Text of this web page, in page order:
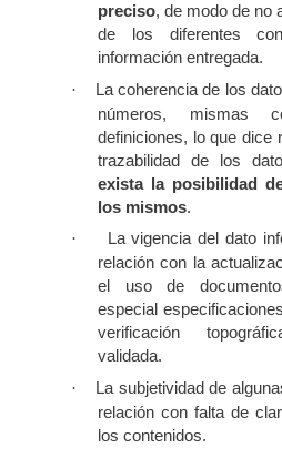
preciso, de modo de no
de los diferentes
información entregada.
·
La coherencia de los
números, mismas
definiciones, lo que dice
trazabilidad de los
exista la posibilidad
los mismos.
·
La vigencia del dato
relación con la
el uso de
especial
verificación
validada.
·
La subjetividad de
relación con falta de
los contenidos.